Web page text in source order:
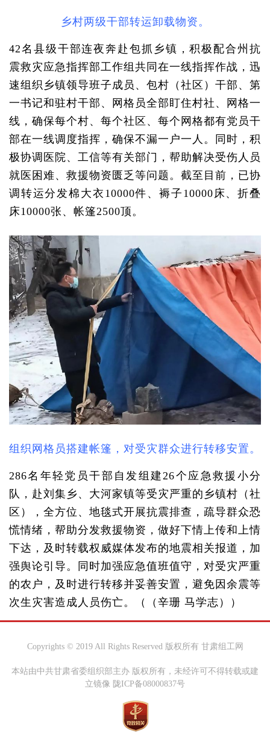
乡村两级干部转运卸载物资。
42名县级干部连夜奔赴包抓乡镇，积极配合州抗
震救灾应急指挥部工作组共同在一线指挥作战，迅
速组织乡镇领导班子成员、包村（社区）干部、第
一书记和驻村干部、网格员全部盯住村社、网格一
线，确保每个村、每个社区、每个网格都有党员干
部在一线调度指挥，确保不漏一户一人。同时，积
极协调医院、工信等有关部门，帮助解决受伤人员
就医困难、救援物资匮乏等问题。截至目前，已协
调转运分发棉大衣10000件、褥子10000床、折叠
床10000张、帐篷2500顶。
组织网格员搭建帐篷，对受灾群众进行转移安置。
286名年轻党员干部自发组建26个应急救援小分
队，赴刘集乡、大河家镇等受灾严重的乡镇村（社
区），全方位、地毯式开展抗震排查，疏导群众恐
慌情绪，帮助分发救援物资，做好下情上传和上情
下达，及时转载权威媒体发布的地震相关报道，加
强舆论引导。同时加强应急值班值守，对受灾严重
的农户，及时进行转移并妥善安置，避免因余震等
次生灾害造成人员伤亡。（（辛珊 马学志））
Copyrights © 2019 All Rights Reserved 版权所有 甘肃组工网
本站由中共甘肃省委组织部主办 版权所有，未经许可不得转载或建
立镜像 陇ICP备08000837号